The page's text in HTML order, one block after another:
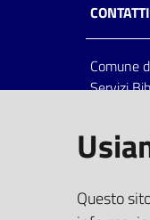
CONTATTI
Comune
Servizi
Italia
PEC
Questo